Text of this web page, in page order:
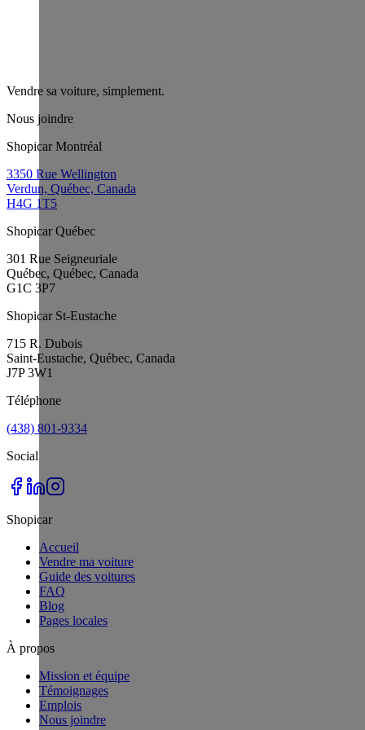
Vendre sa voiture, simplement.
Nous joindre
Shopicar Montréal
3350 Rue Wellington
Verdun, Québec, Canada
H4G 1T5
Shopicar Québec
301 Rue Seigneuriale
Québec, Québec, Canada
G1C 3P7
Shopicar St-Eustache
715 R. Dubois
Saint-Eustache, Québec, Canada
J7P 3W1
Téléphone
(438) 801-9334
Social
Shopicar
Accueil
Vendre ma voiture
Guide des voitures
FAQ
Blog
Pages locales
À propos
Mission et équipe
Témoignages
Emplois
Nous joindre